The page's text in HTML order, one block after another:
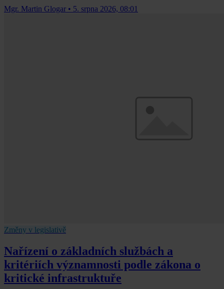
Mgr. Martin Glogar • 5. srpna 2026, 08:01
Změny v legislativě
Nařízení o základních službách a
kritériích významnosti podle zákona o
kritické infrastruktuře